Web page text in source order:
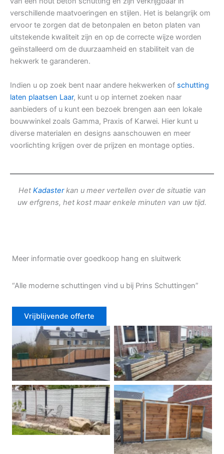
verschillende maatvoeringen en stijlen. Het is belangrijk om
ervoor te zorgen dat de betonpalen en beton platen van
uitstekende kwaliteit zijn en op de correcte wijze worden
geïnstalleerd om de duurzaamheid en stabiliteit van de
hekwerk te garanderen.
Indien u op zoek bent naar andere hekwerken of schutting
laten plaatsen Laar, kunt u op internet zoeken naar
aanbieders of u kunt een bezoek brengen aan een lokale
bouwwinkel zoals Gamma, Praxis of Karwei. Hier kunt u
diverse materialen en designs aanschouwen en meer
voorlichting krijgen over de prijzen en montage opties.
Het Kadasterkan u meer vertellen over de situatie van
uw erfgrens, het kost maar enkele minuten van uw tijd.
Meer informatie over goedkoop hang en sluitwerk
“Alle moderne schuttingen vind u bij Prins Schuttingen”
Vrijblijvende offerte
Douglas schutting Tuinhek voortuin
Betonschutting
Dubbele poort